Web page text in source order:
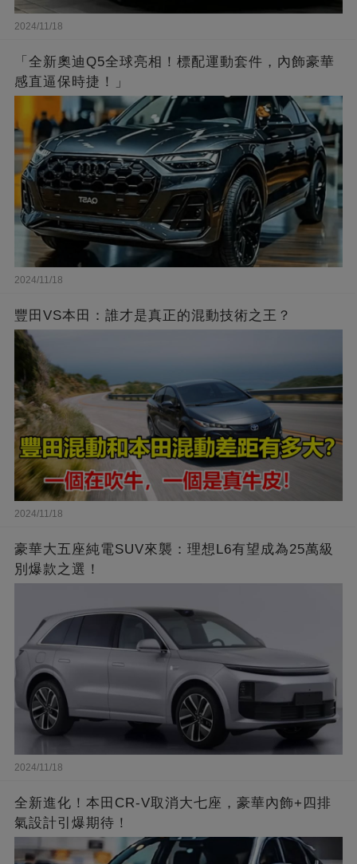
2024/11/18
「全新奧迪Q5全球亮相！標配運動套件，內飾豪華
感直逼保時捷！」
2024/11/18
豐田VS本田：誰才是真正的混動技術之王？
2024/11/18
豪華大五座純電SUV來襲：理想L6有望成為25萬級
別爆款之選！
2024/11/18
全新進化！本田CR-V取消大七座，豪華內飾+四排
氣設計引爆期待！